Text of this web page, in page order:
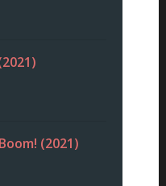
(2021)